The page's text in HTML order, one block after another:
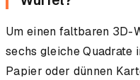
Um einen faltbaren 3D-
sechs gleiche Quadrate
Papier oder dünnen